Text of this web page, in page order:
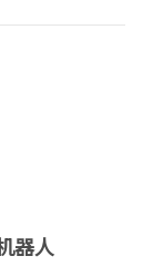
器人